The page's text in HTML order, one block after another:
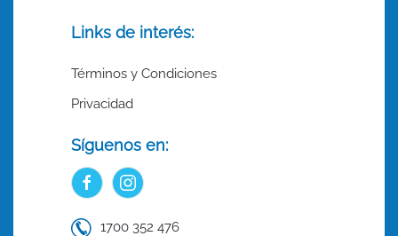
Links de interés:
Términos y Condiciones
Privacidad
Síguenos en:
1700 352 476